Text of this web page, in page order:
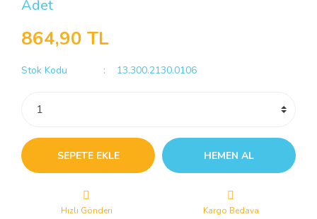
Adet
864,90 TL
Stok Kodu 13.300.2130.0106
SEPETE EKLE HEMEN AL
Hızlı Gönderi Kargo Bedava